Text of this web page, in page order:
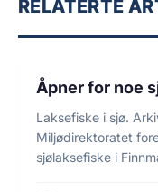
RELATERTE
LAKSEFISKE
Åpner for noe
Laksefiske i sjø.
Miljødirektoratet
sjølaksefiske i